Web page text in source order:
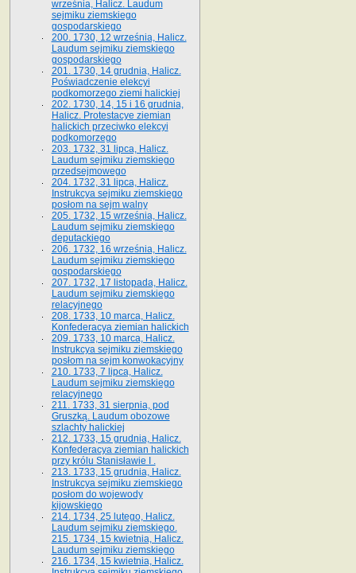
września, Halicz. Laudum
sejmiku ziemskiego
gospodarskiego
200. 1730, 12 września, Halicz.
Laudum sejmiku ziemskiego
gospodarskiego
201. 1730, 14 grudnia, Halicz.
Poświadczenie elekcyi
podkomorzego ziemi halickiej
202. 1730, 14, 15 i 16 grudnia,
Halicz. Protestacye ziemian
halickich przeciwko elekcyi
podkomorzego
203. 1732, 31 lipca, Halicz.
Laudum sejmiku ziemskiego
przedsejmowego
204. 1732, 31 lipca, Halicz.
Instrukcya sejmiku ziemskiego
posłom na sejm walny
205. 1732, 15 września, Halicz.
Laudum sejmiku ziemskiego
deputackiego
206. 1732, 16 września, Halicz.
Laudum sejmiku ziemskiego
gospodarskiego
207. 1732, 17 listopada, Halicz.
Laudum sejmiku ziemskiego
relacyjnego
208. 1733, 10 marca, Halicz.
Konfederacya ziemian halickich­
209. 1733, 10 marca, Halicz.
Instrukcya sejmiku ziemskiego
posłom na sejm konwokacyjny
210. 1733, 7 lipca, Halicz.
Laudum sejmiku ziemskiego
relacyjnego
211. 1733, 31 sierpnia, pod
Gruszką. Laudum obozowe
szlachty halickiej
212. 1733, 15 grudnia, Halicz.
Konfederacya ziemian halickich
przy królu Stanisławie I .
213. 1733, 15 grudnia, Halicz.
Instrukcya sejmiku ziemskiego
posłom do wojewody
kijowskiego
214. 1734, 25 lutego, Halicz.
Laudum sejmiku ziemskiego.
215. 1734, 15 kwietnia, Halicz.
Laudum sejmiku ziemskiego
216. 1734, 15 kwietnia, Halicz.